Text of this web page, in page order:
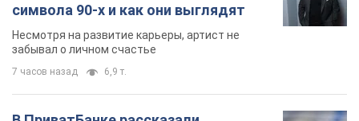
символа 90-х и как они выглядят
Несмотря на развитие карьеры, артист не
забывал о личном счастье
7 часов назад 6,9 т.